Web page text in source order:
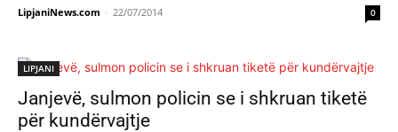
LipjaniNews.com - 22/07/2014 0
LIPJANI
Janjevë, sulmon policin se i shkruan tiketë
për kundërvajtje